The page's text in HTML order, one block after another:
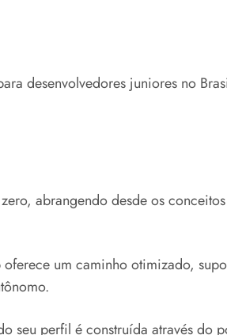
desenvolvedores juniores no
abrangendo desde os
oferece um caminho otimizado,
seu perfil é construída através do